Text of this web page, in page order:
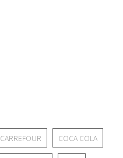
CARREFOUR COCA COLA